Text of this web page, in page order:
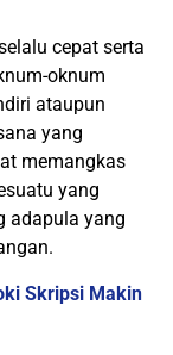
cepat serta
oknum
ataupun
yang
memangkas
yang
adapula yang
Skripsi Makin